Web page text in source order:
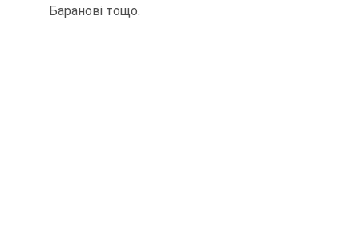
Баранові тощо.